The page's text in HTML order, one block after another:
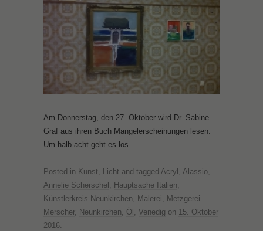
Am Donnerstag, den 27. Oktober wird Dr. Sabine
Graf aus ihren Buch Mangelerscheinungen lesen.
Um halb acht geht es los.
Posted in Kunst, Licht and tagged Acryl , Alassio,
Annelie Scherschel , Hauptsache Italien,
Künstlerkreis Neunkirchen, Malerei, Metzgerei
Merscher, Neunkirchen, Öl , Venedig on 15. Oktober
2016.